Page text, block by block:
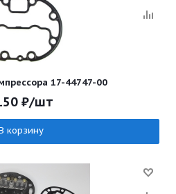
17-44747-00
₽/шт
корзину